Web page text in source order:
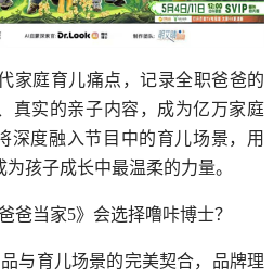
家庭育儿痛点，记录全职爸爸的
真实的亲子内容，成为亿万家庭
深度融入节目中的育儿场景，用
孩子成长中最温柔的力量。
爸当家5》会选择噜咔博士？
与育儿场景的完美契合，品牌理